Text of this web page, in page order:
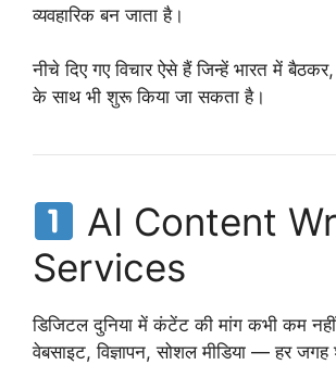
व्यवहारिक बन जाता है।
नीचे दिए गए विचार ऐसे हैं जिन्हें भारत में
के साथ भी शुरू किया जा सकता है।
AI Content
Services
डिजिटल दुनिया में कंटेंट की मांग कभी कम नहीं
वेबसाइट, विज्ञापन, सोशल मीडिया — हर